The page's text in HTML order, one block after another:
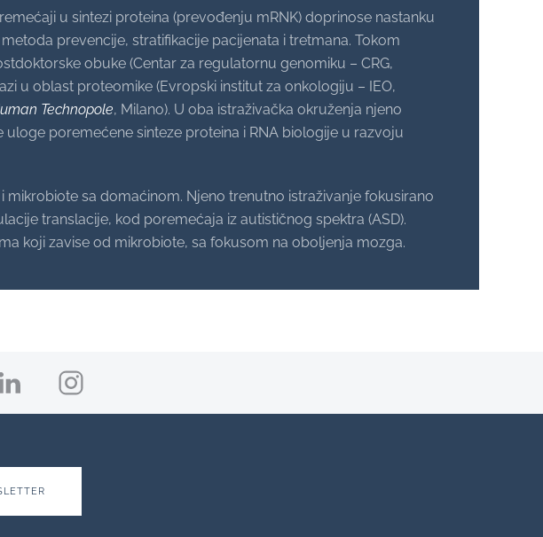
u sintezi proteina (prevođenju mRNK) doprinose nastanku
prevencije, stratifikacije pacijenata i tretmana. Tokom
obuke (Centar za regulatornu genomiku – CRG,
u oblast proteomike (Evropski institut za onkologiju – IEO,
Technopole, Milano). U oba istraživačka okruženja njeno
poremećene sinteze proteina i RNA biologije u razvoju
mikrobiote sa domaćinom. Njeno trenutno istraživanje fokusirano
translacije, kod poremećaja iz autističnog spektra (ASD).
koji zavise od mikrobiote, sa fokusom na oboljenja mozga.